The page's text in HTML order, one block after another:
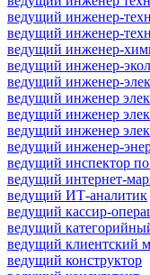
ведущий инженер-
ведущий инженер-
ведущий инженер-
ведущий инженер-
ведущий инженер-
ведущий инженер
ведущий инженер
ведущий инженер
ведущий инженер-
ведущий инспектор
ведущий интернет-
ведущий ИТ-аналитик
ведущий кассир-
ведущий
ведущий клиентский
ведущий конструктор